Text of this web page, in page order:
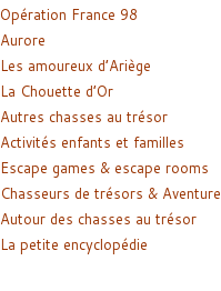
Opération France 98
Aurore
Les amoureux d’Ariège
La Chouette d’Or
Autres chasses au trésor
Activités enfants et familles
Escape games & escape rooms
Chasseurs de trésors & Aventure
Autour des chasses au trésor
La petite encyclopédie